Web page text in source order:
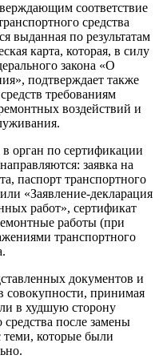
соответствие
средства
выданная по результатам
карта, которая, в силу
закона «О
подтверждает также
требованиям
воздействий и
орган по сертификации
заявка на
паспорт транспортного
«Заявление-декларация
работ», сертификат
работы (при
транспортного
документов и
совокупности, принимая
в худшую сторону
средства после замены
которые были